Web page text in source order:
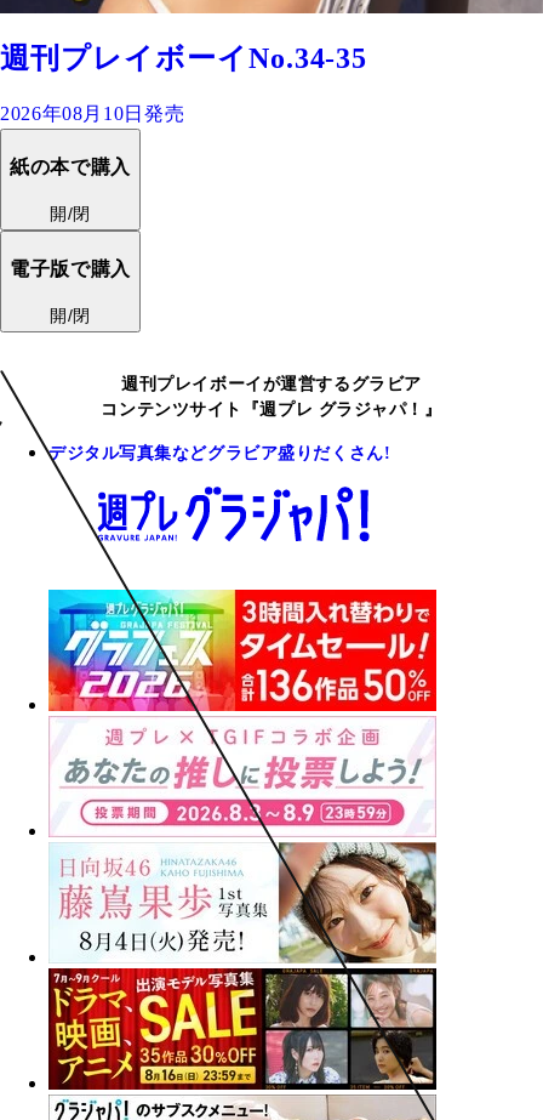
週刊プレイボーイNo.34-35
2026年08月10日発売
紙の本で購入
開/閉
電子版で購入
開/閉
週刊プレイボーイが運営するグラビア
コンテンツサイト『週プレ グラジャパ！』
デジタル写真集などグラビア盛りだくさん!